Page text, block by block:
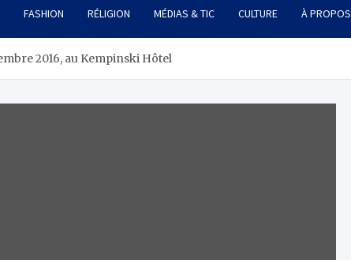
FASHION RÉLIGION MÉDIAS & TIC CULTURE À PROPOS
2016, au Kempinski Hôtel